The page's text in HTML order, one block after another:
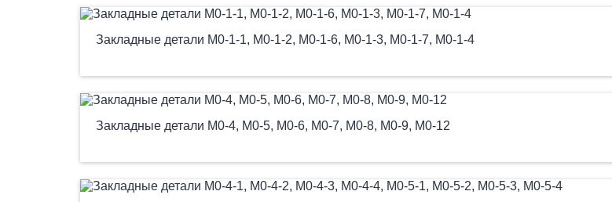
Закладные детали М0-1-1, М0-1-2, М0-1-6, М0-1-3, М0-1-7, М0-1-4
Закладные детали М0-4, М0-5, М0-6, М0-7, М0-8, М0-9, М0-12